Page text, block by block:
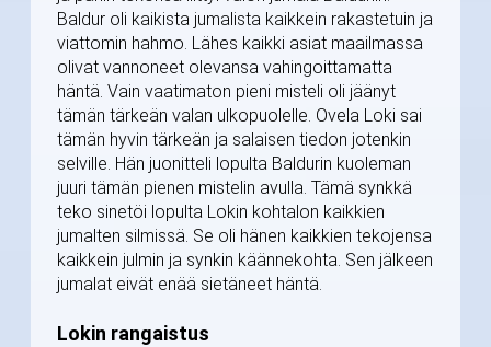
Baldur oli kaikista jumalista kaikkein rakastetuin ja
viattomin hahmo. Lähes kaikki asiat maailmassa
olivat vannoneet olevansa vahingoittamatta
häntä. Vain vaatimaton pieni misteli oli jäänyt
tämän tärkeän valan ulkopuolelle. Ovela Loki sai
tämän hyvin tärkeän ja salaisen tiedon jotenkin
selville. Hän juonitteli lopulta Baldurin kuoleman
juuri tämän pienen mistelin avulla. Tämä synkkä
teko sinetöi lopulta Lokin kohtalon kaikkien
jumalten silmissä. Se oli hänen kaikkien tekojensa
kaikkein julmin ja synkin käännekohta. Sen jälkeen
jumalat eivät enää sietäneet häntä.
Lokin rangaistus